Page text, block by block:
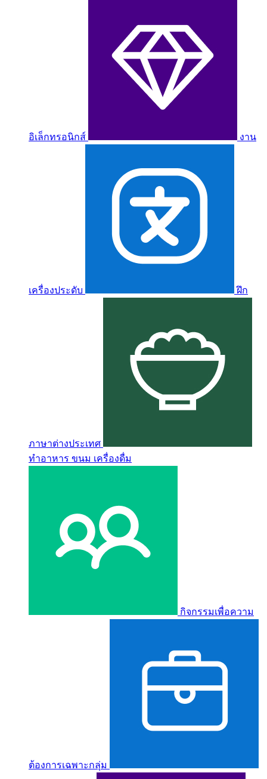
อิเล็กทรอนิกส์ งาน
เครื่องประดับ ฝึก
ภาษาต่างประเทศ
ทำอาหาร ขนม เครื่องดื่ม
กิจกรรมเพื่อความ
ต้องการเฉพาะกลุ่ม